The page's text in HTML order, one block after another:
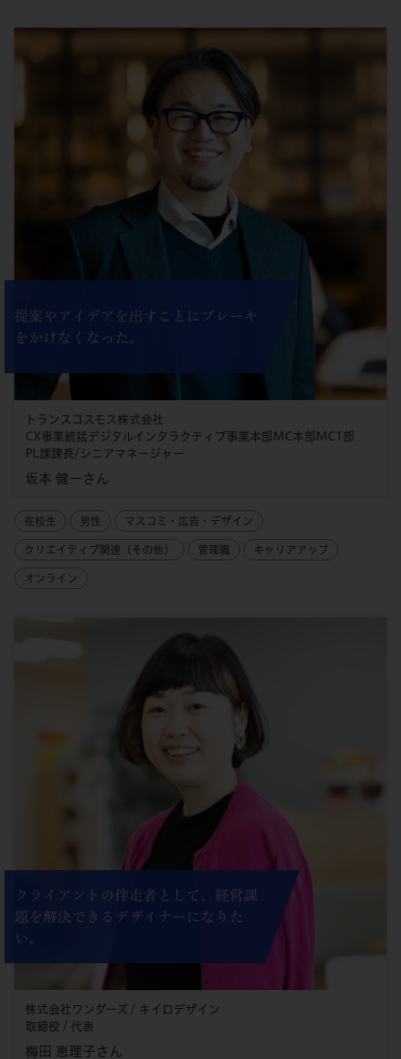
提案やアイデアを出すことにブレーキ
をかけなくなった。
トランスコスモス株式会社
CX事業統括デジタルインタラクティブ事業本部MC本部MC1部
PL課課長/シニアマネージャー
坂本 健一さん
在校生 男性 マスコミ・広告・デザイン
クリエイティブ関連（その他） 管理職 キャリアアップ
オンライン
クライアントの伴走者として、経営課
題を解決できるデザイナーになりた
い。
株式会社ワンダーズ / キイロデザイン
取締役 / 代表
梅田 恵理子さん